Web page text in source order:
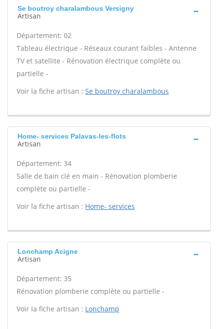
Se boutroy charalambous Versigny
Artisan
Département: 02
Tableau électrique - Réseaux courant faibles - Antenne
TV et satellite - Rénovation électrique complète ou
partielle -
Voir la fiche artisan : Se boutroy charalambous
Home- services Palavas-les-flots
Artisan
Département: 34
Salle de bain clé en main - Rénovation plomberie
complète ou partielle -
Voir la fiche artisan : Home- services
Lonchamp Acigne
Artisan
Département: 35
Rénovation plomberie complète ou partielle -
Voir la fiche artisan : Lonchamp